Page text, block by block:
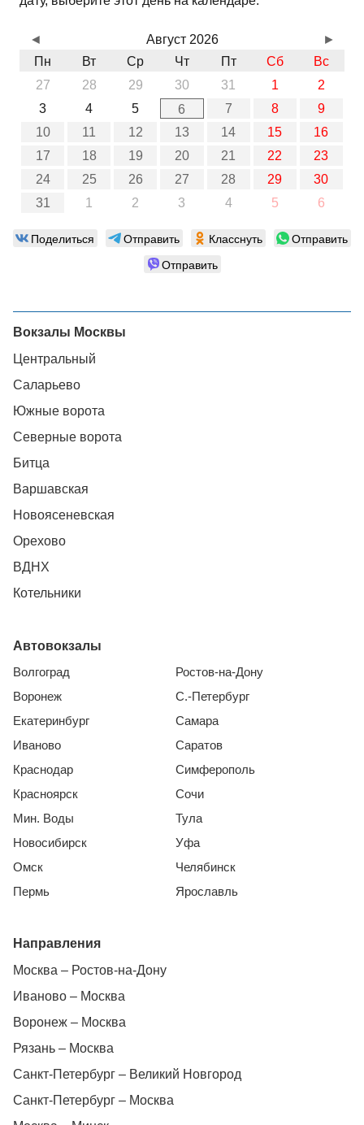
Август 2026
Пн
Вт Ср Чт Пт Сб
Вс
27
28 29 30 31 1
2
3
4 5 6 7 8
9
10
11 12 13 14 15
16
17
18 19 20 21 22
23
24
25 26 27 28 29
30
31
1 2 3 4 5 6
◄ ►
Поделиться Отправить Класснуть
Отправить
Отправить
Вокзалы Москвы
Центральный
Саларьево
Южные ворота
Северные ворота
Битца
Варшавская
Новоясеневская
Орехово
ВДНХ
Котельники
Автовокзалы
Волгоград
Воронеж
Екатеринбург
Иваново
Краснодар
Красноярск
Мин. Воды
Новосибирск
Омск
Пермь
Ростов-на-Дону
С.-Петербург
Самара
Саратов
Симферополь
Сочи
Тула
Уфа
Челябинск
Ярославль
Направления
Москва – Ростов-на-Дону
Иваново – Москва
Воронеж – Москва
Рязань – Москва
Санкт-Петербург – Великий Новгород
Санкт-Петербург – Москва